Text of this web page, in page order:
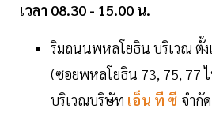
เวลา 08.30 - 15.00 น.
ริมถนนพหลโยธิน บริเวณ ตั้
(ซอยพหลโยธิน 73, 75, 77
บริเวณบริษัท เอ็น ที ซี จำกั